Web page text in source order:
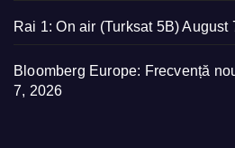
Rai 1: On air (Turksat 5B) August
Bloomberg Europe: Frecvență
7, 2026